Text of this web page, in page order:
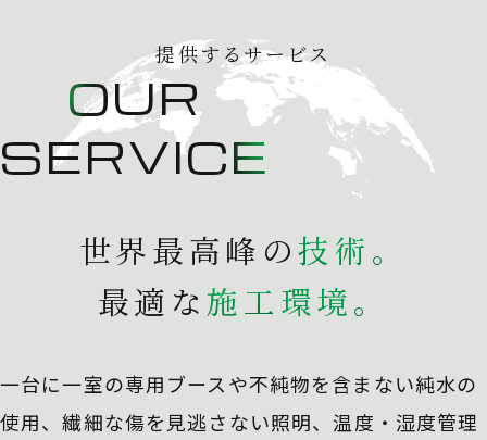
提供するサービス
OUR
SERVICE
世界最高峰の技術。
最適な施 工環境。
一台に一室の専用ブースや不純物を含まない純水の
使用、繊細な傷を見逃さない照明、温度・湿度管理